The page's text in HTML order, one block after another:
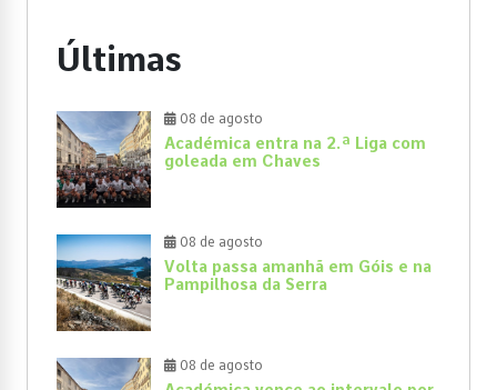
Últimas
08 de agosto
Académica entra na 2.ª Liga com
goleada em Chaves
08 de agosto
Volta passa amanhã em Góis e na
Pampilhosa da Serra
08 de agosto